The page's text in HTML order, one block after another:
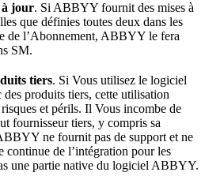
à jour. Si ABBYY fournit des mises à
que définies toutes deux dans les
de l’Abonnement, ABBYY le fera
SM.
tiers. Si Vous utilisez le logiciel
produits tiers, cette utilisation
et périls. Il Vous incombe de
fournisseur tiers, y compris sa
ne fournit pas de support et ne
continue de l’intégration pour les
une partie native du logiciel ABBYY.